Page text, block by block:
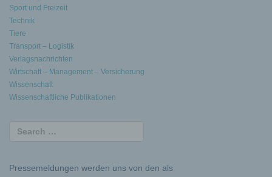
Sport und Freizeit
Technik
Tiere
Transport – Logistik
Verlagsnachrichten
Wirtschaft – Management – Versicherung
Wissenschaft
Wissenschaftliche Publikationen
Pressemeldungen werden uns von den als